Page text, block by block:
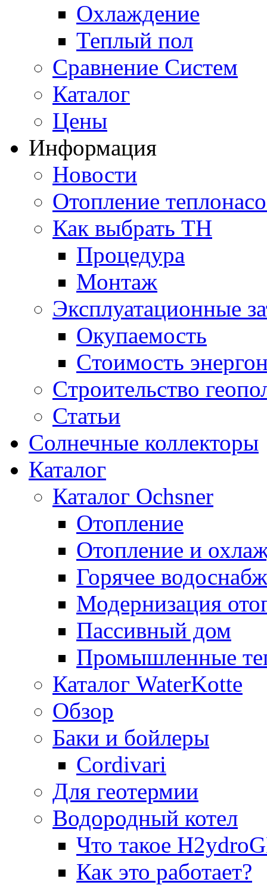
Охлаждение
Теплый пол
Сравнение Систем
Каталог
Цены
Информация
Новости
Отопление
Как выбрать ТН
Процедура
Монтаж
Эксплуатационные
Окупаемость
Cтоимость
Cтроительство
Статьи
Солнечные коллекторы
Каталог
Каталог Ochsner
Отопление
Отопление и
Горячее
Модернизация
Пассивный дом
Промышленные
Каталог WaterKotte
Обзор
Баки и бойлеры
Cordivari
Для геотермии
Водородный котел
Что такое
Как это работает?